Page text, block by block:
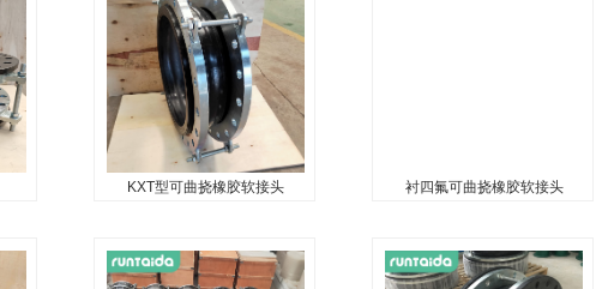
KXT型可曲挠橡胶软接头
...
衬四氟可曲挠橡胶软接头
...